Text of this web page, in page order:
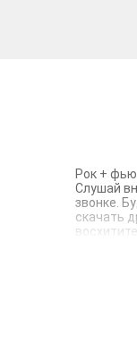
Рок +
Слушай
звонке.
скачать